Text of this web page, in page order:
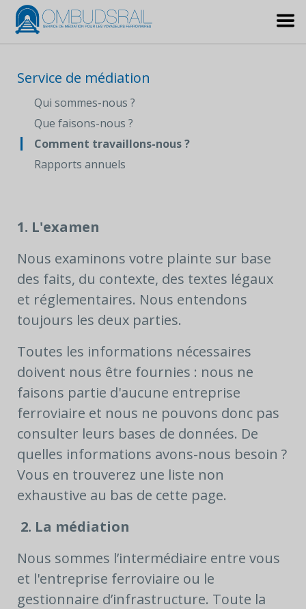
Service de médiation
Qui sommes-nous ?
Que faisons-nous ?
Comment travaillons-nous ?
Rapports annuels
1. L'examen
Nous examinons votre plainte sur base
des faits, du contexte, des textes légaux
et réglementaires. Nous entendons
toujours les deux parties.
Toutes les informations nécessaires
doivent nous être fournies : nous ne
faisons partie d'aucune entreprise
ferroviaire et nous ne pouvons donc pas
consulter leurs bases de données. De
quelles informations avons-nous besoin ?
Vous en trouverez une liste non
exhaustive au bas de cette page.
2. La médiation
Nous sommes l’intermédiaire entre vous
et l'entreprise ferroviaire ou le
gestionnaire d’infrastructure. Toute la